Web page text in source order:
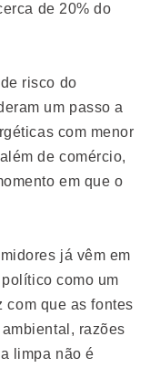
de 20% do
risco do
um passo a
com menor
de comércio,
em que o
já vêm em
como um
com que as fontes
razões
limpa não é